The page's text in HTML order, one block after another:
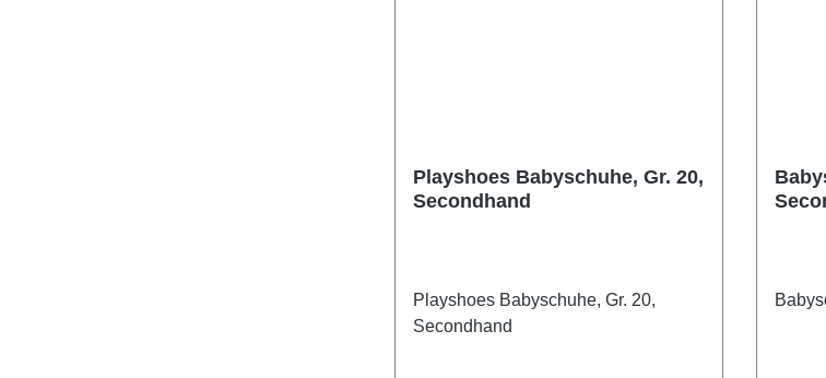
Playshoes Babyschuhe, Gr. 20,
Secondhand
Playshoes Babyschuhe, Gr. 20,
Secondhand